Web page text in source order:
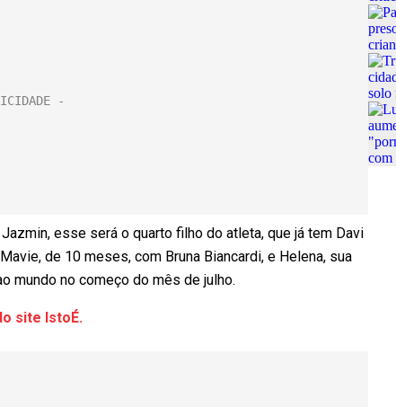
esse será o quarto filho do atleta, que já tem Davi
de 10 meses, com Bruna Biancardi, e Helena, sua
mundo no começo do mês de julho.
site IstoÉ.